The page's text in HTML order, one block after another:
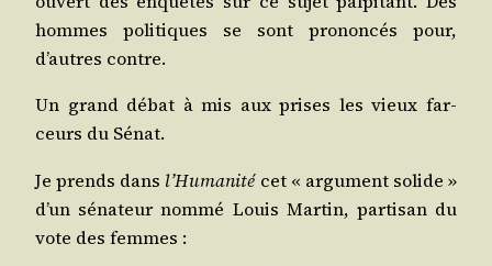
hommes poli­tiques se sont pro­non­cés pour,
d’autres contre.
Un grand débat à mis aux prises les vieux far­
ceurs du Sénat.
Je prends dans l’Humanitécet « argu­ment solide »
d’un séna­teur nom­mé Louis Mar­tin, par­ti­san du
vote des femmes :